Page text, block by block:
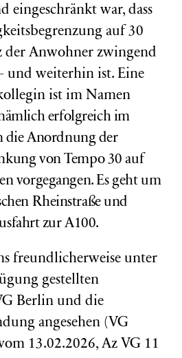
eingeschränkt war, dass
auf 30
der Anwohner zwingend
und weiterhin ist. Eine
ist im Namen
erfolgreich im
die Anordnung der
von Tempo 30 auf
vorgegangen. Es geht um
Rheinstraße und
zur A100.
freundlicherweise unter
gestellten
Berlin und die
angesehen (VG
13.02.2026, Az VG 11